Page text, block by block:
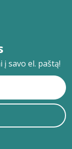
savo el. paštą!